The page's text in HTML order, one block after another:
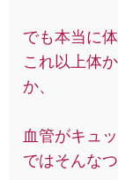
でも本当に
これ以上体
か、
血管がキュ
ではそんな